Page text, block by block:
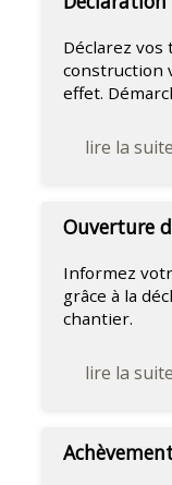
Déclarez vos
construction
effet.
lire la suite
Ouverture
Informez
grâce à la
chantier.
lire la suite